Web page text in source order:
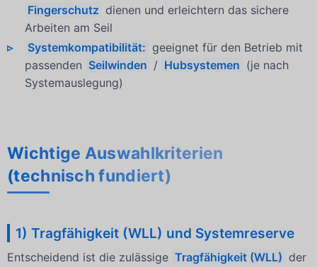
Fingerschutz dienen und erleichtern das sichere
Arbeiten am Seil
Systemkompatibilität: geeignet für den Betrieb mit
passenden Seilwinden / Hubsystemen (je nach
Systemauslegung)
Wichtige Auswahlkriterien
(technisch fundiert)
1) Tragfähigkeit (WLL) und Systemreserve
Entscheidend ist die zulässige Tragfähigkeit (WLL) der